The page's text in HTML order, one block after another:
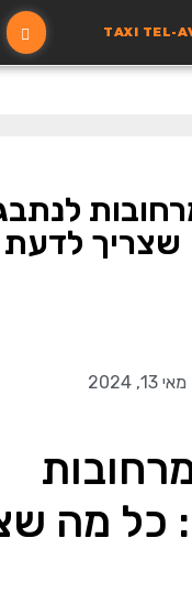
TAXI TEL-
שצריך לדעת
מאי 13, 2024
כל מה